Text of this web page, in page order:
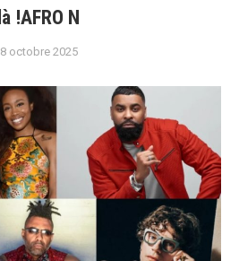
là !AFRO N
8 octobre 2025